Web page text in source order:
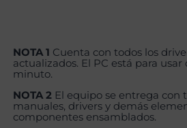
NOTA 1 Cuenta con todos los
actualizados. El PC está para
minuto.
NOTA 2 El equipo se entrega con
manuales, drivers y demás
componentes ensamblados.